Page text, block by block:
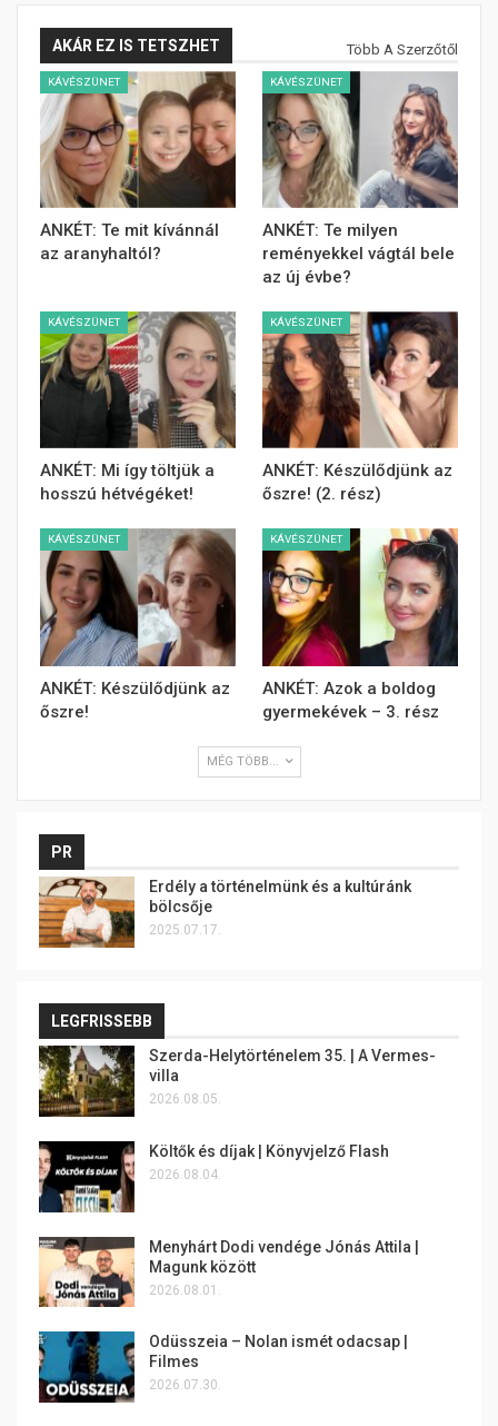
AKÁR EZ IS TETSZHET Több A Szerzőtől
KÁVÉSZÜNET
ANKÉT: Te mit kívánnál
az aranyhaltól?
KÁVÉSZÜNET
ANKÉT: Te milyen
reményekkel vágtál bele
az új évbe?
KÁVÉSZÜNET
ANKÉT: Mi így töltjük a
hosszú hétvégéket!
KÁVÉSZÜNET
ANKÉT: Készülődjünk az
őszre! (2. rész)
KÁVÉSZÜNET
ANKÉT: Készülődjünk az
őszre!
KÁVÉSZÜNET
ANKÉT: Azok a boldog
gyermekévek – 3. rész
MÉG TÖBB...
PR
Erdély a történelmünk és a kultúránk
bölcsője
2025.07.17.
LEGFRISSEBB
Szerda-Helytörténelem 35. | A Vermes-
villa
2026.08.05.
Költők és díjak | Könyvjelző Flash
2026.08.04.
Menyhárt Dodi vendége Jónás Attila |
Magunk között
2026.08.01.
Odüsszeia – Nolan ismét odacsap |
Filmes
2026.07.30.